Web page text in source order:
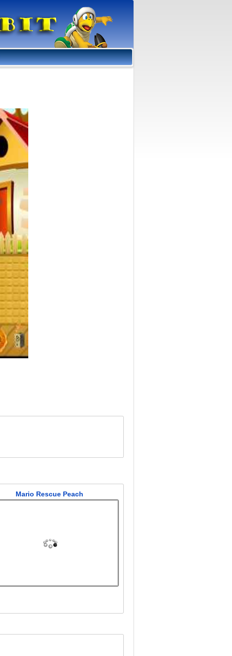
Mario Rescue Peach